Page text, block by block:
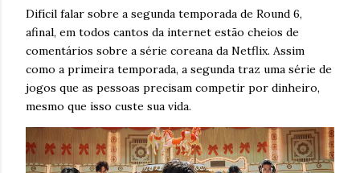
Pelo contrário, que criava mais problemas. Um ano
acreditando em si mesmo e confiando no processo. Um
ano sem fumar cigarro. Um ano. *Ben Oliveira é escritor,
formado em jornalismo . Autor do...
Difícil falar sobre a segunda temporada de Round 6,
afinal, em todos cantos da internet estão cheios de
comentários sobre a série coreana da Netflix. Assim
como a primeira temporada, a segunda traz uma série de
jogos que as pessoas precisam competir por dinheiro,
mesmo que isso custe sua vida.